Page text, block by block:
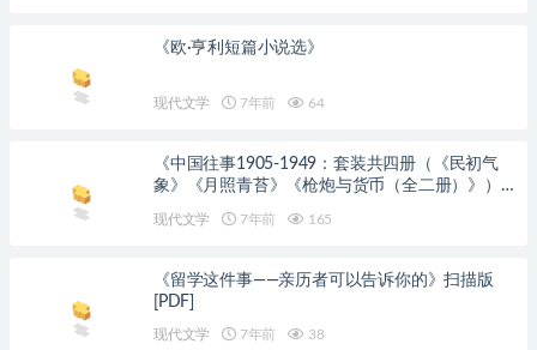
《欧·亨利短篇小说选》
现代文学 7年前 64
《中国往事1905-1949：套装共四册（《民初气
象》《月照青苔》《枪炮与货币（全二册）》）
现代文学 7年前 165
《留学这件事——亲历者可以告诉你的》扫描版
[PDF]
现代文学 7年前 38